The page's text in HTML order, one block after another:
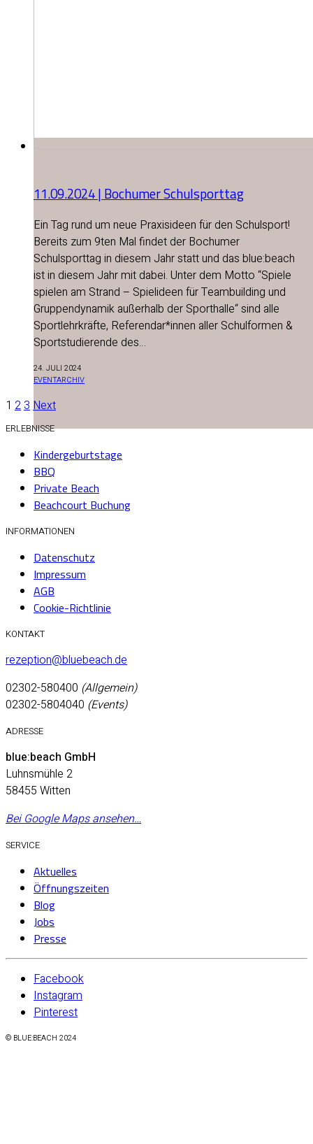
11.09.2024 | Bochumer Schulsporttag
Ein Tag rund um neue Praxisideen für den Schulsport!
Bereits zum 9ten Mal findet der Bochumer
Schulsporttag in diesem Jahr statt und das blue:beach
ist in diesem Jahr mit dabei. Unter dem Motto “Spiele
spielen am Strand – Spielideen für Teambuilding und
Gruppendynamik außerhalb der Sporthalle“ sind alle
Sportlehrkräfte, Referendar*innen aller Schulformen &
Sportstudierende des…
24. JULI 2024
EVENTARCHIV
1 23Next
ERLEBNISSE
Kindergeburtstage
BBQ
Private Beach
Beachcourt Buchung
INFORMATIONEN
Datenschutz
Impressum
AGB
Cookie-Richtlinie
KONTAKT
rezeption@bluebeach.de
02302-580400 (Allgemein)
02302-5804040 (Events)
ADRESSE
blue:beach GmbH
Luhnsmühle 2
58455 Witten
Bei Google Maps ansehen…
SERVICE
Aktuelles
Öffnungszeiten
Blog
Jobs
Presse
Facebook
Instagram
Pinterest
© BLUE:BEACH 2024